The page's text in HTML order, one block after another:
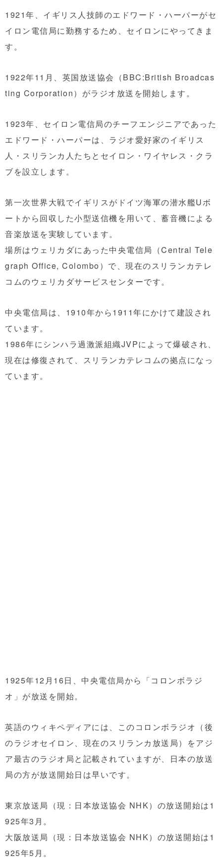
1921年、イギリス人技師のエドワード・ハーパーがセ
イロン電信局に勤務するため、セイロンにやってきま
す。
1922年11月、英国放送協会（BBC:British Broadcas
ting Corporation）がラジオ放送を開始します。
1923年、セイロン電信局のチーフエンジニアであった
エドワード・ハーパーは、ラジオ愛好家のイギリス
人・スリランカ人たちとセイロン・ワイヤレス・クラ
ブを設立します。
第一次世界大戦でイギリスがドイツ海軍の潜水艦Uボ
ートから回収した小型送信機を用いて、蓄音機による
音楽放送を実験しています。
場所はウェリカダにあった中央電信局（Central Tele
graph Office, Colombo）で、現在のスリランカテレ
コムのウェリカダサービスセンターです。
中央電信局は、1910年から1911年にかけて建設され
ています。
1986年にシンハラ過激派組織JVPによって爆破され、
現在は修復されて、スリランカテレコムの拠点になっ
ています。
1925年12月16日、中央電信局から「コロンボラジ
オ」が放送を開始。
英語のウィキペディアには、このコロンボラジオ（後
のラジオセイロン、現在のスリランカ放送局）をアジ
ア最古のラジオ局と記載されていますが、日本の放送
局の方が放送開始日は早いです。
東京放送局（現：日本放送協会 NHK）の放送開始は1
925年3月。
大阪放送局（現：日本放送協会 NHK）の放送開始は1
925年5月。